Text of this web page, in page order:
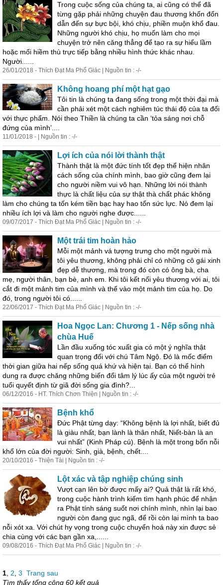
Trong cuộc sống của chúng ta, ai cũng có thể đã
từng gặp phải những chuyện đau thương khốn đốn
dẫn đến sự bực bội, khó chịu, phiền muộn khổ đau.
Những người khó chịu, họ muốn làm cho mọi
chuyện trở nên căng thẳng để tạo ra sự hiểu lầm
hoặc mối hiềm thù trực tiếp bằng nhiều hình thức khác nhau.
Người......
26/01/2018 - Thích Đạt Ma Phổ Giác | Nguồn tin : -/-
Không hoang phí một hạt gạo
Tôi tin là chúng ta đang sống trong một thời đại mà
cần phải xét một cách nghiêm túc thái độ của ta đối
với thực phẩm. Nói theo Thiền là chúng ta cần ‘tỏa sáng nơi chỗ
đứng của mình’....
11/01/2018 - | Nguồn tin : -/-
Lợi ích của nói lời thành thật
Thành thật là một đức tính tốt đẹp thể hiện nhân
cách sống của chính mình, bao giờ cũng đem lại
cho người niềm vui vô hạn. Những lời nói thành
thực là chất liệu của sự thật thà chất phác không
làm cho chúng ta tốn kém tiền bạc hay hao tổn sức lực. Nó đem lại
nhiều ích lợi và làm cho người nghe được......
09/07/2017 - Thích Đạt Ma Phổ Giác | Nguồn tin : -/-
Một trái tim hoàn hảo
Mỗi một mảnh vá tượng trưng cho một người mà
tôi yêu thương, không phải chỉ có những cô gái xinh
đẹp dễ thương, mà trong đó còn có ông bà, cha
mẹ, người thân, bạn bè, anh em. Khi tôi kết nối yêu thương với ai, tôi
cắt đi một mảnh tim của mình và thế vào một mảnh tim của họ. Do
đó, trong người tôi có......
22/06/2017 - Thích Đạt Ma Phổ Giác | Nguồn tin : -/-
Hoa Ngọc Lan: Chương 1 - Nếp sống nhà
chùa Huế
Lần đầu xuống tóc xuất gia có một ý nghĩa thật
quan trọng đối với chú Tâm Ngộ. Ðó là mốc điểm
thời gian giữa hai nếp sống quá khứ và hiện tại. Bạn có thể hình
dung ra được chăng những biến đổi tâm lý lúc ấy của một người trẻ
tuổi quyết định từ giã đời sống gia đình?...
06/12/2016 - HT. Thích Chơn Thiện | Nguồn tin : -/-
Bệnh khổ
Đức Phật từng dạy: “Không bệnh là lợi nhất, biết đủ
là giàu nhất, bạn lành là thân nhất, Niết-bàn là an
vui nhất” (Kinh Pháp cú). Bệnh là một trong bốn nỗi
khổ lớn của đời người: Sinh, già, bệnh, chết....
20/10/2016 - Thiện Tài | Nguồn tin : -/-
Lột xác và tập nghiệp chúng sinh
Vượt cạn lên bờ được mấy ai? Quả thật là rất khó,
trong cuộc hành trình kiếm tìm hạnh phúc để nhận
ra Phật tính sáng suốt nơi chính mình, nhìn lại bao
người còn đang gục ngã, để rồi còn lại mình ta bao
nỗi xót xa. Với chút hy vọng trong cuộc chuyển hoá này xin được sẻ
chia cùng với các bạn gần xa,......
09/08/2016 - Thích Đạt Ma Phổ Giác | Nguồn tin : -/-
1 2 3 Trang sau
Tìm thấy tổng cộng 60 kết quả